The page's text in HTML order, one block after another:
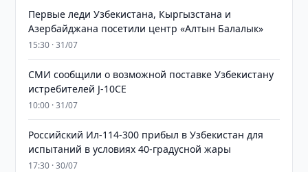
Первые леди Узбекистана, Кыргызстана и
Азербайджана посетили центр «Алтын Балалык»
15:30 · 31/07
СМИ сообщили о возможной поставке Узбекистану
истребителей J-10CE
10:00 · 31/07
Российский Ил-114-300 прибыл в Узбекистан для
испытаний в условиях 40-градусной жары
17:30 · 30/07